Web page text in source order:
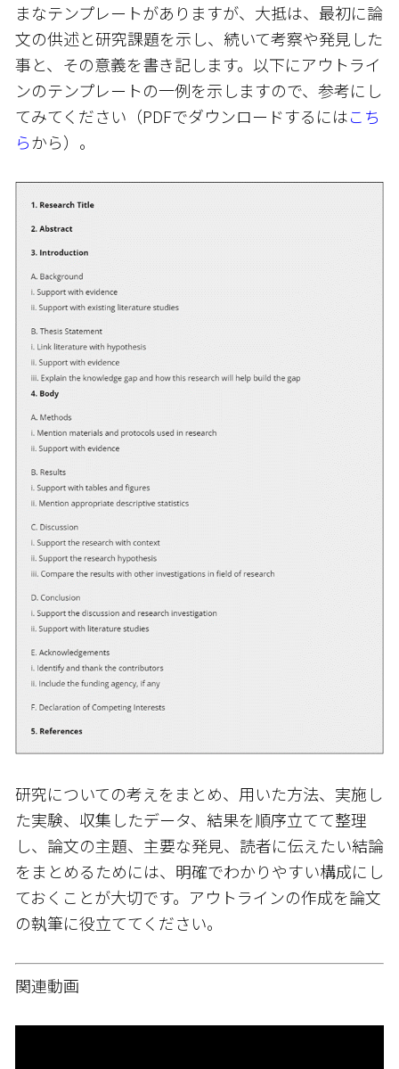
まなテンプレートがありますが、大抵は、最初に論
文の供述と研究課題を示し、続いて考察や発見した
事と、その意義を書き記します。以下にアウトライ
ンのテンプレートの一例を示しますので、参考にし
てみてください（PDFでダウンロードするにはこち
らから）。
研究についての考えをまとめ、用いた方法、実施し
た実験、収集したデータ、結果を順序立てて整理
し、論文の主題、主要な発見、読者に伝えたい結論
をまとめるためには、明確でわかりやすい構成にし
ておくことが大切です。アウトラインの作成を論文
の執筆に役立ててください。
関連動画